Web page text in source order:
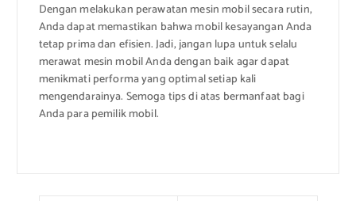
Dengan melakukan perawatan mesin mobil secara rutin,
Anda dapat memastikan bahwa mobil kesayangan Anda
tetap prima dan efisien. Jadi, jangan lupa untuk selalu
merawat mesin mobil Anda dengan baik agar dapat
menikmati performa yang optimal setiap kali
mengendarainya. Semoga tips di atas bermanfaat bagi
Anda para pemilik mobil.